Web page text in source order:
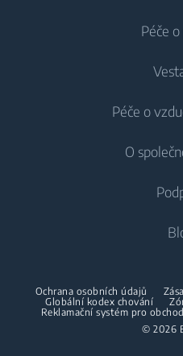
Vestavné
Vestavné
Péče
Pračky
Vestavné
Vestavné
Varné
Péče o
Péče o
O
O
Beko
© 2026
Ochrana osobních údajů
Globální kodex chování
Reklamační systém pro